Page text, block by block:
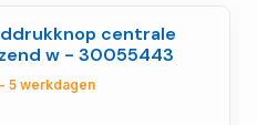
centrale
w - 30055443
5 werkdagen